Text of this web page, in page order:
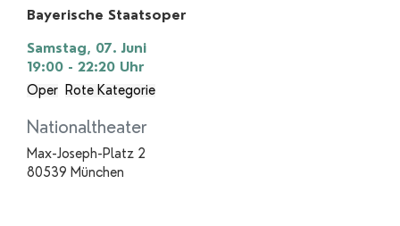
Bayerische Staatsoper
Samstag, 07. Juni
19:00 - 22:20 Uhr
Oper Rote Kategorie
Nationaltheater
Max-Joseph-Platz 2
80539 München